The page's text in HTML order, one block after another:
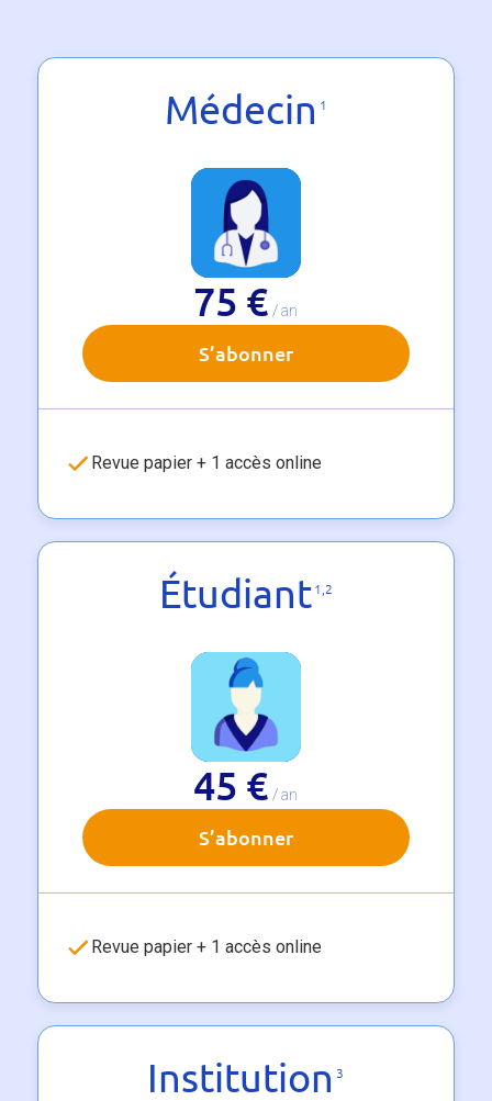
Médecin 1
75 € / an
S’abonner
Revue papier + 1 accès online
Étudiant1,2
45 € / an
S’abonner
Revue papier + 1 accès online
Institution 3